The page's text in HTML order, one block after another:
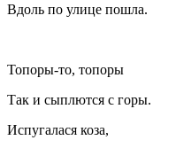
Вдоль по улице пошла.
Топоры-то, топоры
Так и сыплются с горы.
Испугалася коза,